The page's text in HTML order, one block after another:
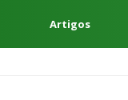
Artigos